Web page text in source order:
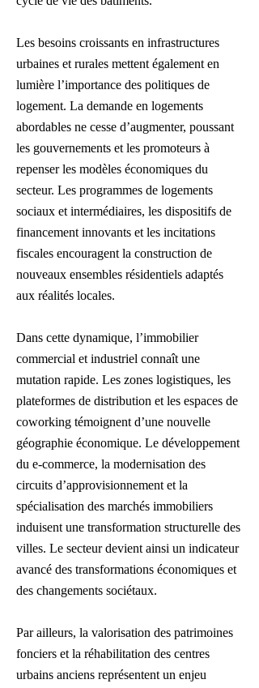
Les besoins croissants en infrastructures
urbaines et rurales mettent également en
lumière l’importance des politiques de
logement. La demande en logements
abordables ne cesse d’augmenter, poussant
les gouvernements et les promoteurs à
repenser les modèles économiques du
secteur. Les programmes de logements
sociaux et intermédiaires, les dispositifs de
financement innovants et les incitations
fiscales encouragent la construction de
nouveaux ensembles résidentiels adaptés
aux réalités locales.
Dans cette dynamique, l’immobilier
commercial et industriel connaît une
mutation rapide. Les zones logistiques, les
plateformes de distribution et les espaces de
coworking témoignent d’une nouvelle
géographie économique. Le développement
du e-commerce, la modernisation des
circuits d’approvisionnement et la
spécialisation des marchés immobiliers
induisent une transformation structurelle des
villes. Le secteur devient ainsi un indicateur
avancé des transformations économiques et
des changements sociétaux.
Par ailleurs, la valorisation des patrimoines
fonciers et la réhabilitation des centres
urbains anciens représentent un enjeu